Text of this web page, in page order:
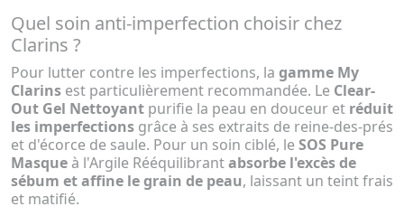
Quel soin anti-imperfection choisir chez
Clarins ?
Pour lutter contre les imperfections, la gamme My
Clarins est particulièrement recommandée. Le Clear-
Out Gel Nettoyant purifie la peau en douceur et réduit
les imperfections grâce à ses extraits de reine-des-prés
et d'écorce de saule. Pour un soin ciblé, le SOS Pure
Masque à l'Argile Rééquilibrantabsorbe l'excès de
sébum et affine le grain de peau, laissant un teint frais
et matifié.